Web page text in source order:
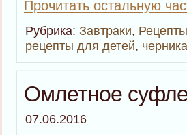
Прочитать остальную
Рубрика: Завтраки,
рецепты для детей, черника
Омлетное
07.06.2016